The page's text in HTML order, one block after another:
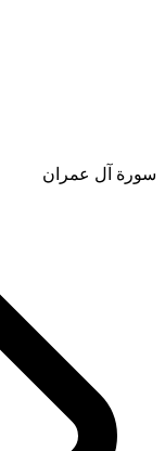
سورة آل عمران